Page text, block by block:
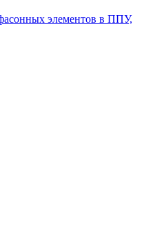
элементов в ППУ,